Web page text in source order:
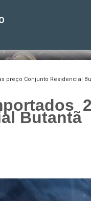
preço Conjunto Residencial
Butantã